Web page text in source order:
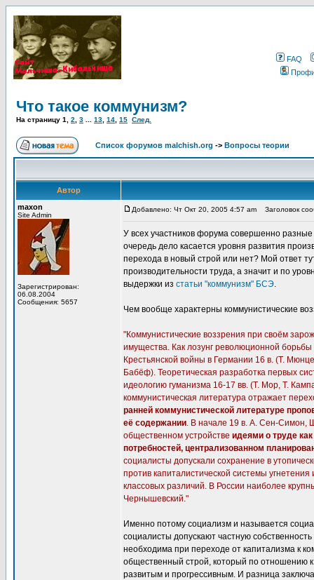
FAQ
Что такое коммунизм?
На страницу 1 2 3 13 14 15 След.
Список форумов malchish.org -> Вопросы теории
Автор
maxon
Site Admin
Зарегистрирован:
06.08.2004
Сообщения: 5657
Добавлено: Чт Окт 20, 2005 4:57 am Заголовок
У всех участников форума совершенно
очередь дело касается уровня развития
перехода в новый строй или нет? Мой ответ
производительности труда, а значит и по
выдержки из статьи "коммунизм" БСЭ.
Чем вообще характерны коммунистические
"Коммунистические воззрения при своём
имущества. Как лозунг революционной борьбы
Крестьянской войны в Германии 16 в. (Т.
Бабёф). Теоретическая разработка первых
идеологию гуманизма 16-17 вв. (Т. Мор, Т.
коммунистическая литература отражает
ранней коммунистической литературе
её содержании. В начале 19 в. А. Сен-Симон,
общественном устройстве идеями о труде
потребностей, централизованном
социалисты допускали сохранение в
против капиталистической системы
классовых различий. В России наиболее
Чернышевский."
Именно потому социализм и называется
социалисты допускают частную
необходима при переходе от капитализма к
общественный строй, который по отношению
развитым и прогрессивным. И разница